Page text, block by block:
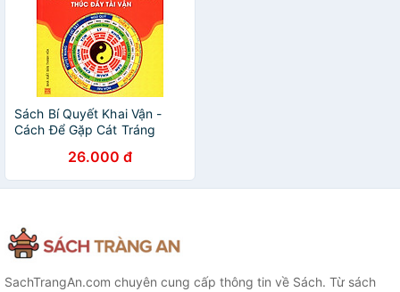
Sách Bí Quyết Khai Vận -
Cách Để Gặp Cát Tráng
26.000 đ
SachTrangAn.com chuyên cung cấp thông tin về Sách. Từ sách